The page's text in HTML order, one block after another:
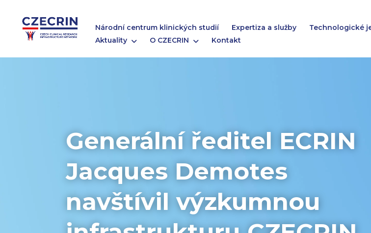
Národní centrum klinických studií Expertiza a služby Technologické
Aktuality
O CZECRIN Kontakt
Generální ředitel ECRIN
Jacques Demotes
navštívil výzkumnou